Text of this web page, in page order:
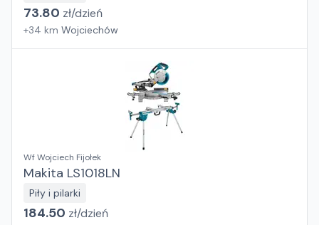
73.80 zł/dzień
+34 km Wojciechów
Wf Wojciech Fijołek
Makita LS1018LN
Piły i pilarki
184.50 zł/dzień